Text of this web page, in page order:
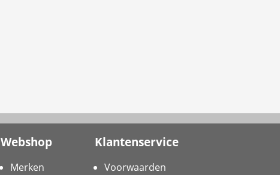
Webshop
Merken
Klantenservice
Voorwaarden